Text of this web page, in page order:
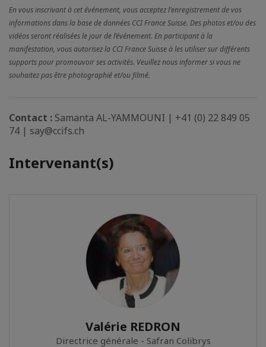
En vous inscrivant à cet événement, vous acceptez l'enregistrement de vos
informations dans la base de données CCI France Suisse. Des photos et/ou des
vidéos seront réalisées le jour de l’événement. En participant à la
manifestation, vous autorisez la CCI France Suisse à les utiliser sur différents
supports pour promouvoir ses activités. Veuillez nous informer si vous ne
souhaitez pas être photographié et/ou filmé.
Contact : Samanta AL-YAMMOUNI | +41 (0) 22 849 05
74 | say@ccifs.ch
Intervenant(s)
Valérie REDRON
Directrice générale - Safran Colibrys